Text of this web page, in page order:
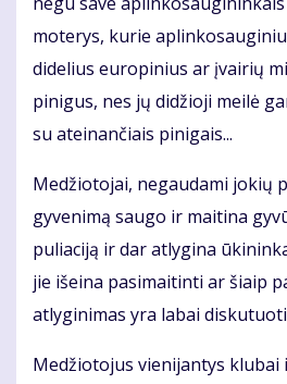
mo­te­rys, ku­rie
di­de­lius eu­ro­pi­nius ar įvai­rių
pi­ni­gus, nes jų di­džio­ji mei­lė
su at­ei­nan­čiais pi­ni­gais...
Me­džio­to­jai, ne­gau­da­mi jo­kių
gy­ve­ni­mą sau­go ir mai­ti­na
pu­lia­ci­ją ir dar at­ly­gi­na
jie iš­ei­na pa­si­mai­tin­ti ar šiaip
at­ly­gi­ni­mas yra la­bai
Me­džio­to­jus vie­ni­jan­tys